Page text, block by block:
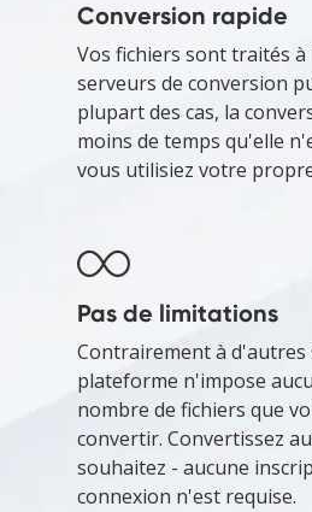
Conversion rapide
Vos fichiers sont traités à
serveurs de conversion
plupart des cas, la
moins de temps qu'elle
vous utilisiez votre
Pas de limitations
Contrairement à d'autres
plateforme n'impose
nombre de fichiers que
convertir. Convertissez
souhaitez - aucune
connexion n'est requise.